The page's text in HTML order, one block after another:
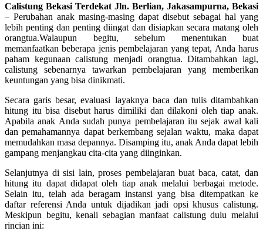
Calistung Bekasi Terdekat Jln. Berlian, Jakasampurna, Bekasi
– Perubahan anak masing-masing dapat disebut sebagai hal yang
lebih penting dan penting diingat dan disiapkan secara matang oleh
orangtua.Walaupun begitu, sebelum menentukan buat
memanfaatkan beberapa jenis pembelajaran yang tepat, Anda harus
paham kegunaan calistung menjadi orangtua. Ditambahkan lagi,
calistung sebenarnya tawarkan pembelajaran yang memberikan
keuntungan yang bisa dinikmati.
Secara garis besar, evaluasi layaknya baca dan tulis ditambahkan
hitung itu bisa disebut harus dimiliki dan dilakoni oleh tiap anak.
Apabila anak Anda sudah punya pembelajaran itu sejak awal kali
dan pemahamannya dapat berkembang sejalan waktu, maka dapat
memudahkan masa depannya. Disamping itu, anak Anda dapat lebih
gampang menjangkau cita-cita yang diinginkan.
Selanjutnya di sisi lain, proses pembelajaran buat baca, catat, dan
hitung itu dapat didapat oleh tiap anak melalui berbagai metode.
Selain itu, telah ada beragam instansi yang bisa ditempatkan ke
daftar referensi Anda untuk dijadikan jadi opsi khusus calistung.
Meskipun begitu, kenali sebagian manfaat calistung dulu melalui
rincian ini: